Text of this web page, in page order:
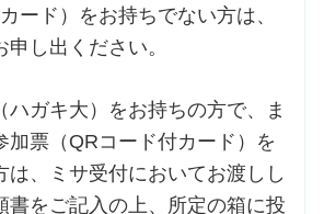
ード）をお持ちでない方は、
し出ください。
ハガキ大）をお持ちの方で、ま
加票（QRコード付カード）を
は、ミサ受付においてお渡しし
書をご記入の上、所定の箱に投